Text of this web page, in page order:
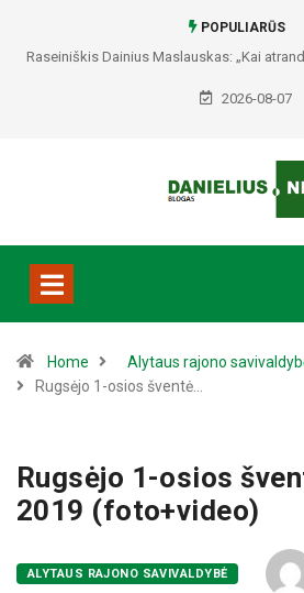
POPULIARŪS
Raseiniškis Dainius Maslauskas: „Kai
2026-08-07
Home
Alytaus rajono
Rugsėjo 1-osios šventė…
Rugsėjo 1-osios
2019 (foto+video)
ALYTAUS RAJONO SAVIVALDYBĖ